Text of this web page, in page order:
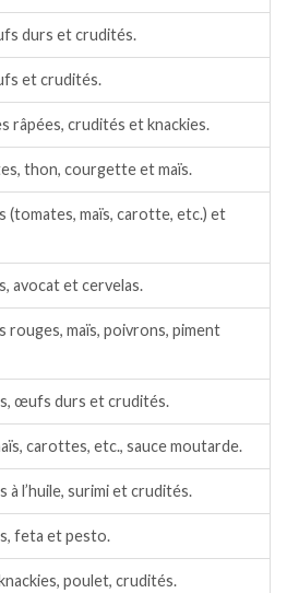
durs et crudités.
et crudités.
râpées, crudités et knackies.
thon, courgette et maïs.
(tomates, maïs, carotte, etc.) et
avocat et cervelas.
rouges, maïs, poivrons, piment
œufs durs et crudités.
carottes, etc., sauce moutarde.
à l’huile, surimi et crudités.
feta et pesto.
poulet, crudités.